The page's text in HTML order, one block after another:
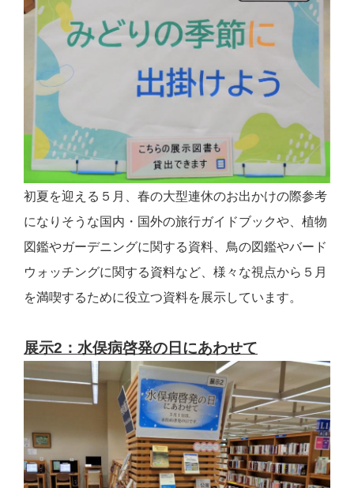
初夏を迎える５月、春の大型連休のお出かけの際参考
になりそうな国内・国外の旅行ガイドブックや、植物
図鑑やガーデニングに関する資料、鳥の図鑑やバード
ウォッチングに関する資料など、様々な視点から５月
を満喫するために役立つ資料を展示しています。
展示2：水俣病啓発の日にあわせて